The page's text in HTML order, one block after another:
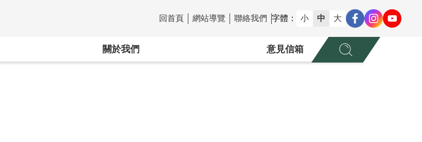
:::
回首頁 網站導覽 聯絡我們 字體： 小 中 大
關於我們 意見信箱